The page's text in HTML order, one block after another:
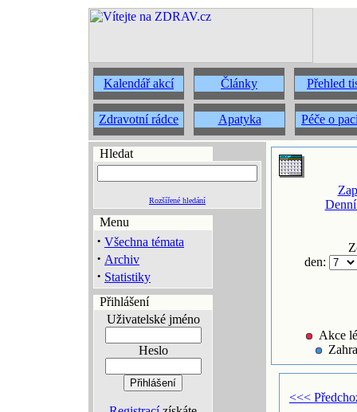
Kalendář akcí Články Přehled
Zdravotní rádce Apatyka Péče o
Hledat
Rozšířené hledání
Menu
· Všechna témata
· Archiv
· Statistiky
Přihlášení
Uživatelské jméno
Heslo
den:
Akce
<<<